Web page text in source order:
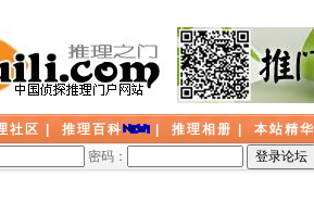
社区 推理百科 推理相册 本站精华
密码：